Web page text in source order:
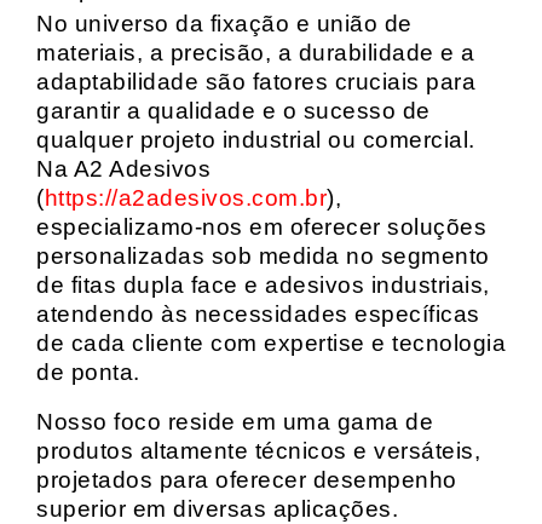
No universo da fixação e união de
materiais, a precisão, a durabilidade e a
adaptabilidade são fatores cruciais para
garantir a qualidade e o sucesso de
qualquer projeto industrial ou comercial.
Na A2 Adesivos
(https://a2adesivos.com.br),
especializamo-nos em oferecer soluções
personalizadas sob medida no segmento
de fitas dupla face e adesivos industriais,
atendendo às necessidades específicas
de cada cliente com expertise e tecnologia
de ponta.
Nosso foco reside em uma gama de
produtos altamente técnicos e versáteis,
projetados para oferecer desempenho
superior em diversas aplicações.